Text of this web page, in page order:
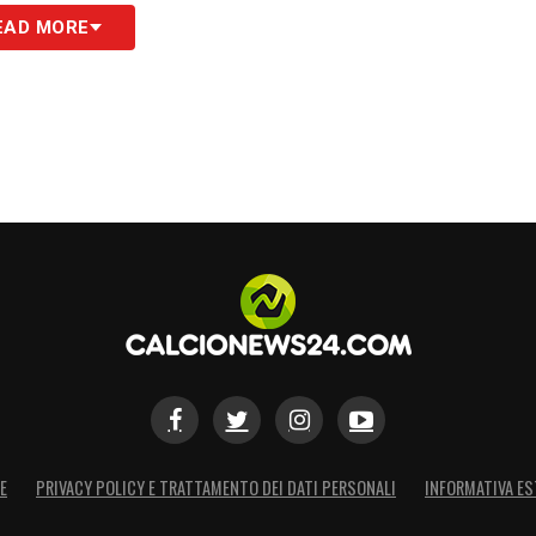
e Cataldi
alla mediana voluta da
vera e propria, maLa Gazzetta dello Sport
sull’ipotesi di una cessione se
richiesta. La volontà dei rossoblù è chiara:
di affondare con decisione, uno
MORE
PRIVACY POLICY E TRATTAMENTO DEI DATI PERSONALI INFORMATIVA